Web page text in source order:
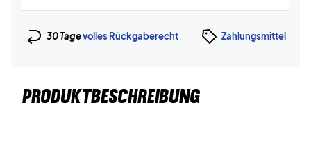
30 Tagevolles Rückgaberecht Zahlungsmittel
PRODUKTBESCHREIBUNG